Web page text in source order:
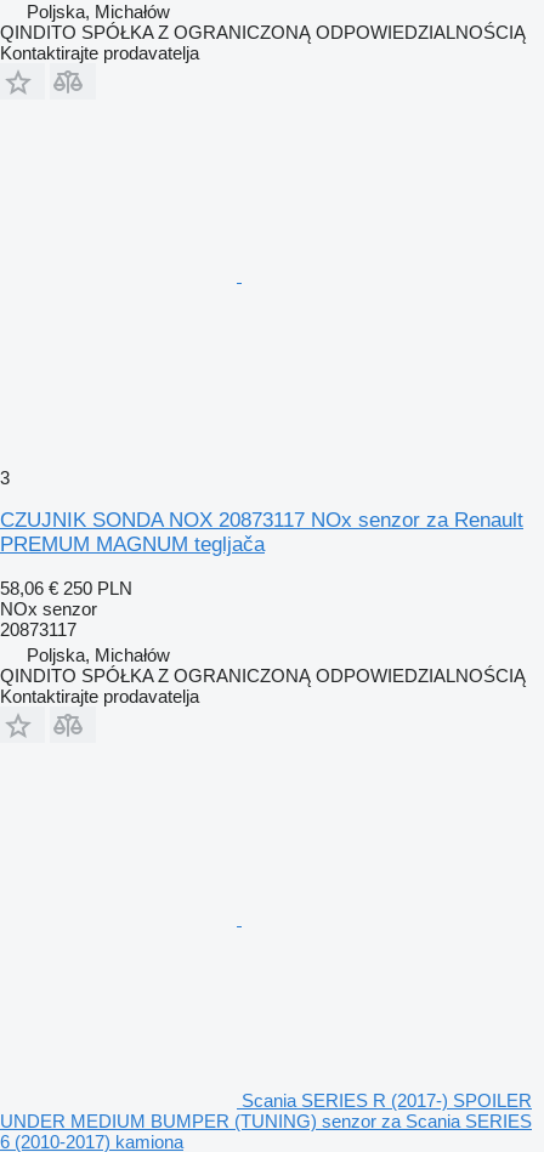
Poljska, Michałów
QINDITO SPÓŁKA Z OGRANICZONĄ ODPOWIEDZIALNOŚCIĄ
Kontaktirajte prodavatelja
3
CZUJNIK SONDA NOX 20873117 NOx senzor za Renault
PREMUM MAGNUM tegljača
58,06 € 250 PLN
NOx senzor
20873117
Poljska, Michałów
QINDITO SPÓŁKA Z OGRANICZONĄ ODPOWIEDZIALNOŚCIĄ
Kontaktirajte prodavatelja
Scania SERIES R (2017-) SPOILER
UNDER MEDIUM BUMPER (TUNING) senzor za Scania SERIES
6 (2010-2017) kamiona